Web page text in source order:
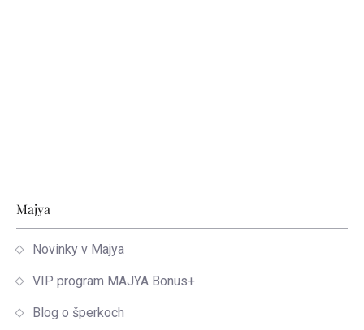
Zápätie
Majya
Novinky v Majya
VIP program MAJYA Bonus+
Blog o šperkoch